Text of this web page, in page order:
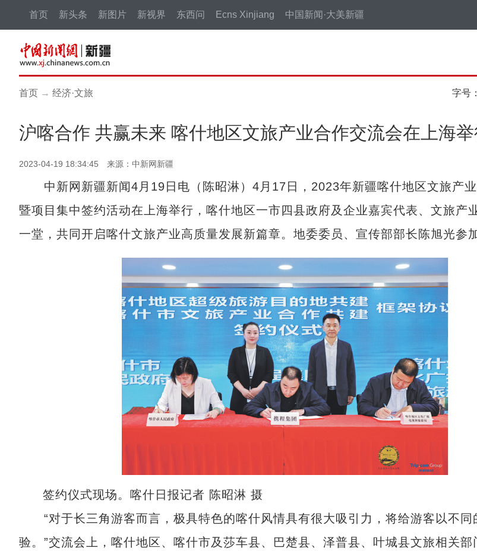
首页 新头条 新图片 新视界 东西问 Ecns Xinjiang 中国新闻·大美新疆
首页 → 经济·文旅 字号：
沪喀合作 共赢未来 喀什地区文旅产业合作交流会在上海
2023-04-19 18:34:45 来源：中新网新疆
中新网新疆新闻4月19日电（陈昭淋）4月17日，2023年新疆喀什地区文旅产
暨项目集中签约活动在上海举行，喀什地区一市四县政府及企业嘉宾代表、文旅产
一堂，共同开启喀什文旅产业高质量发展新篇章。地委委员、宣传部部长陈旭光参
签约仪式现场。喀什日报记者 陈昭淋 摄
“对于长三角游客而言，极具特色的喀什风情具有很大吸引力，将给游客以不同
验。”交流会上，喀什地区、喀什市及莎车县、巴楚县、泽普县、叶城县文旅相关部